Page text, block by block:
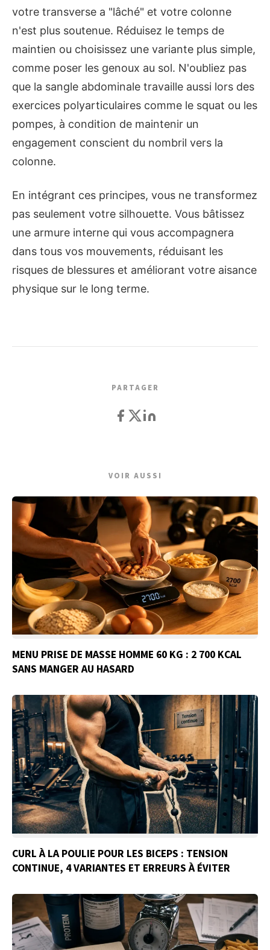
votre transverse a "lâché" et votre colonne
n'est plus soutenue. Réduisez le temps de
maintien ou choisissez une variante plus simple,
comme poser les genoux au sol. N'oubliez pas
que la sangle abdominale travaille aussi lors des
exercices polyarticulaires comme le squat ou les
pompes, à condition de maintenir un
engagement conscient du nombril vers la
colonne.
En intégrant ces principes, vous ne transformez
pas seulement votre silhouette. Vous bâtissez
une armure interne qui vous accompagnera
dans tous vos mouvements, réduisant les
risques de blessures et améliorant votre aisance
physique sur le long terme.
PARTAGER
VOIR AUSSI
MENU PRISE DE MASSE HOMME 60 KG : 2 700 KCAL
SANS MANGER AU HASARD
CURL À LA POULIE POUR LES BICEPS : TENSION
CONTINUE, 4 VARIANTES ET ERREURS À ÉVITER